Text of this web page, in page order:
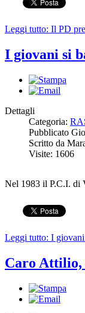
Leggi tutto: Il PD
I giovani si
Dettagli
Categoria:
Pubblicato
Scritto da
Visite: 1606
Nel 1983 il P.C.I. di
Leggi tutto: I giovani
Caro Attilio,